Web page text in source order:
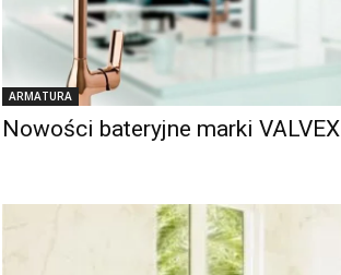
ARMATURA
Nowości bateryjne marki VALVEX